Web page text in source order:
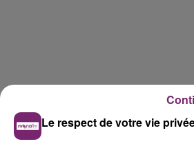
Le respect de votre vie